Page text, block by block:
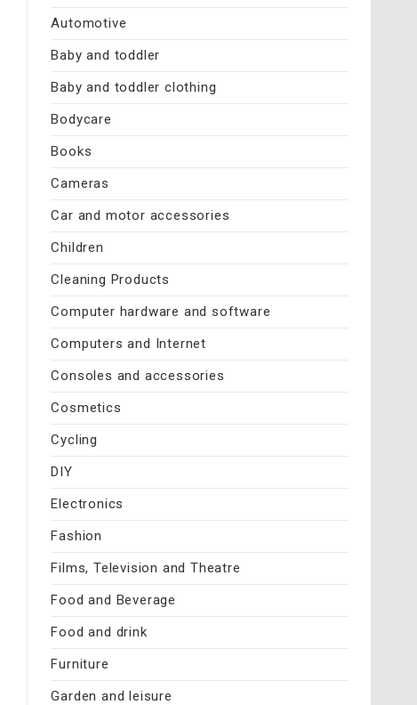
Automotive
Baby and toddler
Baby and toddler clothing
Bodycare
Books
Cameras
Car and motor accessories
Children
Cleaning Products
Computer hardware and software
Computers and Internet
Consoles and accessories
Cosmetics
Cycling
DIY
Electronics
Fashion
Films, Television and Theatre
Food and Beverage
Food and drink
Furniture
Garden and leisure